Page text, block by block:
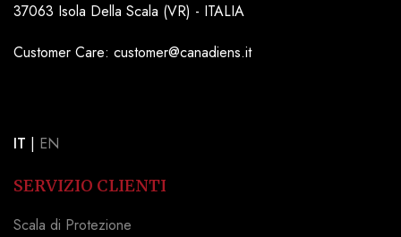
37063 Isola Della Scala (VR) - ITALIA
Customer Care: customer@canadiens.it
IT | EN
SERVIZIO CLIENTI
Scala di Protezione